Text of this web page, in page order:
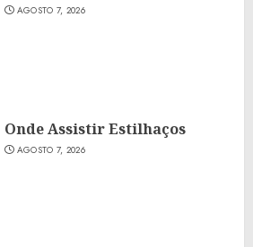
AGOSTO 7, 2026
Onde Assistir Estilhaços
AGOSTO 7, 2026